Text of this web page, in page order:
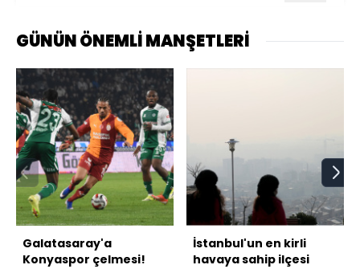
GÜNÜN ÖNEMLİ MANŞETLERİ
Galatasaray'a
Konyaspor çelmesi!
İstanbul'un en kirli
havaya sahip ilçesi